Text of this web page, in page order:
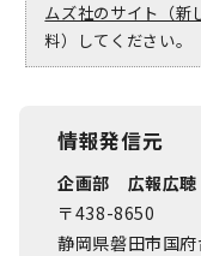
ムズ社のサイト（新
料）してください。
情報発信元
企画部 広報広聴
〒438-8650
静岡県磐田市国